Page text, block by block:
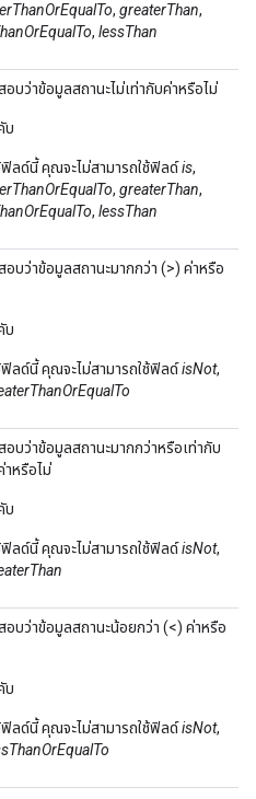
, greaterThan,
, lessThan
อบว่าข้อมูลสถานะไม่เท่ากับค่าหรือไม่
บ
ฟิลด์นี้ คุณจะไม่สามารถใช้ฟิลด์is,
, greaterThan,
, lessThan
อบว่าข้อมูลสถานะมากกว่า (>) ค่าหรือ
บ
ฟิลด์นี้ คุณจะไม่สามารถใช้ฟิลด์isNot,
อบว่าข้อมูลสถานะมากกว่าหรือเท่ากับ
าหรือไม่
บ
ฟิลด์นี้ คุณจะไม่สามารถใช้ฟิลด์isNot,
อบว่าข้อมูลสถานะน้อยกว่า (<) ค่าหรือ
บ
ฟิลด์นี้ คุณจะไม่สามารถใช้ฟิลด์isNot,